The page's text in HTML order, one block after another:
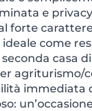
e
forte
come
casa
agriturismo/
immediata